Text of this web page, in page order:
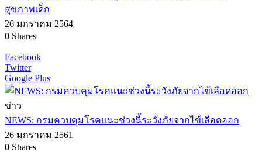
สุขภาพเด็ก
26 มกราคม 2564
0 Shares
Facebook
Twitter
Google Plus
ข่าว
NEWS: กรมควบคุมโรคแนะช่วงนี้ระวังภัยจากไข้เลือดออก
26 มกราคม 2561
0 Shares